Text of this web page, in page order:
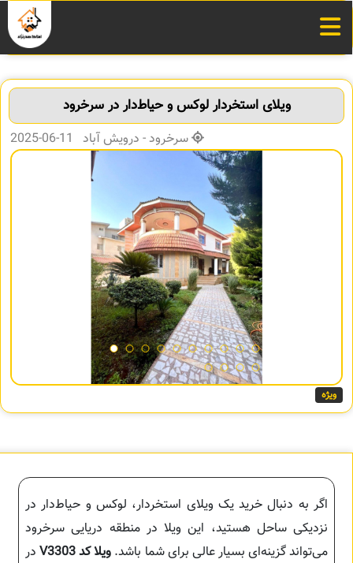
ویلای استخردار لوکس و حیاط‌دار در سرخرود
سرخرود - درویش آباد 11-06-2025
ویژه
اگر به دنبال خرید یک ویلای استخردار، لوکس و حیاط‌دار در
نزدیکی ساحل هستید، این ویلا در منطقه‌ دریایی سرخرود
می‌تواند گزینه‌ای بسیار عالی برای شما باشد. ویلا کد V3303
در